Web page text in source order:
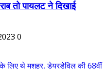
तो पायलट ने दिखाई
0